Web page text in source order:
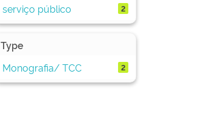
serviço público 2
Type
Monografia/ TCC
2